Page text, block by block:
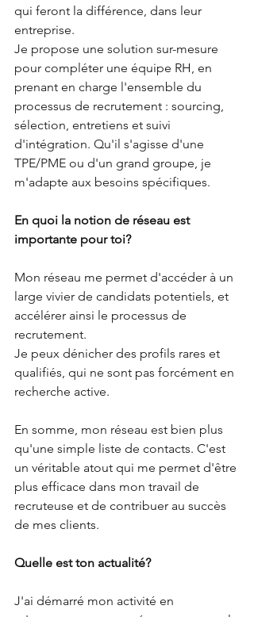
qui feront la différence, dans leur
entreprise.
Je propose une solution sur-mesure
pour compléter une équipe RH, en
prenant en charge l'ensemble du
processus de recrutement : sourcing,
sélection, entretiens et suivi
d'intégration. Qu'il s'agisse d'une
TPE/PME ou d'un grand groupe, je
m'adapte aux besoins spécifiques.
En quoi la notion de réseau est
importante pour toi?
Mon réseau me permet d'accéder à un
large vivier de candidats potentiels, et
accélérer ainsi le processus de
recrutement.
Je peux dénicher des profils rares et
qualifiés, qui ne sont pas forcément en
recherche active.
En somme, mon réseau est bien plus
qu'une simple liste de contacts. C'est
un véritable atout qui me permet d'être
plus efficace dans mon travail de
recruteuse et de contribuer au succès
de mes clients.
Quelle est ton actualité?
J'ai démarré mon activité en